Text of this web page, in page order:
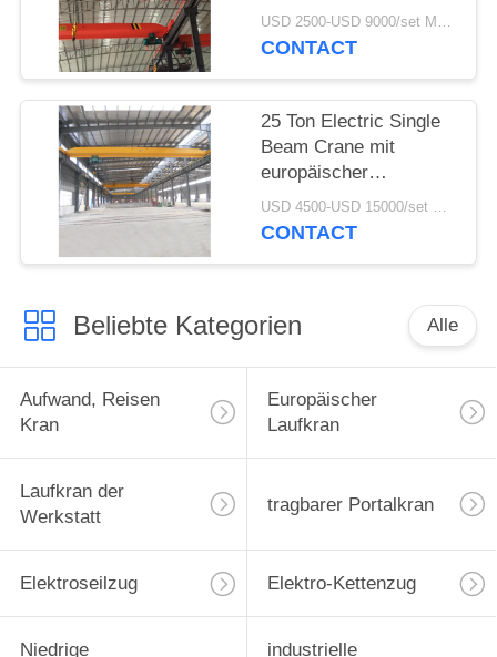
Girder 5 Ton With
Track
USD 2500-USD 9000/set MOQ:1 Satz
CONTACT
25 Ton Electric Single
Beam Crane mit
europäischer
elektrischer
Hebemaschine
USD 4500-USD 15000/set MOQ:1 Satz
CONTACT
Beliebte Kategorien Alle
Aufwand, Reisen
Kran
Europäischer
Laufkran
Laufkran der
Werkstatt
tragbarer Portalkran
Elektroseilzug Elektro-Kettenzug
Niedrige industrielle